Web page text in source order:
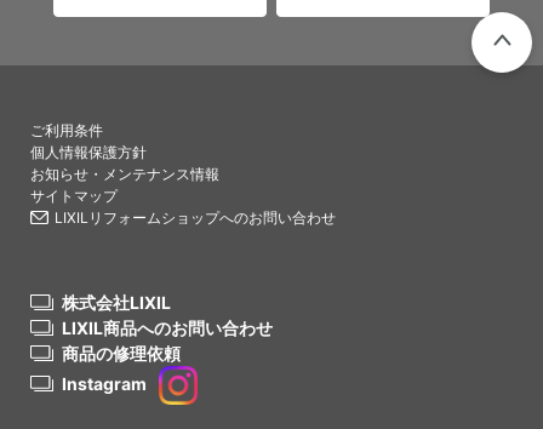
ご利用条件
個人情報保護方針
お知らせ・メンテナンス情報
サイトマップ
LIXILリフォームショップへのお問い合わせ
株式会社LIXIL
LIXIL商品へのお問い合わせ
商品の修理依頼
Instagram